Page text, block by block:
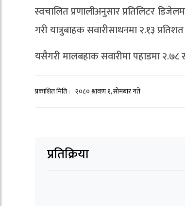
स्वचालित प्रणालीअनुसार प्रतिलिटर
गरी यात्रुबाहक सवारीसाधनमा २.१३
यसैगरी मालबहाक सवारीमा पहाडमा
प्रकाशित मिति : २०८० श्रावण १, सोमबार गते
प्रतिक्रिया